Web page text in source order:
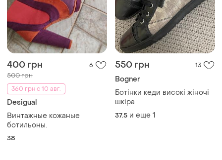
400 грн 6
500 грн
360 грн с 10 авг.
Desigual
Винтажные кожаные
ботильоны.
38
550 грн 13
Bogner
Ботінки кеди високі жіночі
шкіра
37.5 и еще 1